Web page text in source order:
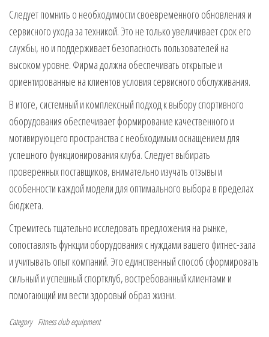
Следует помнить о необходимости своевременного обновления и
сервисного ухода за техникой. Это не только увеличивает срок его
службы, но и поддерживает безопасность пользователей на
высоком уровне. Фирма должна обеспечивать открытые и
ориентированные на клиентов условия сервисного обслуживания.
В итоге, системный и комплексный подход к выбору спортивного
оборудования обеспечивает формирование качественного и
мотивирующего пространства с необходимым оснащением для
успешного функционирования клуба. Следует выбирать
проверенных поставщиков, внимательно изучать отзывы и
особенности каждой модели для оптимального выбора в пределах
бюджета.
Стремитесь тщательно исследовать предложения на рынке,
сопоставлять функции оборудования с нуждами вашего фитнес-зала
и учитывать опыт компаний. Это единственный способ сформировать
сильный и успешный спортклуб, востребованный клиентами и
помогающий им вести здоровый образ жизни.
Category Fitness club equipment